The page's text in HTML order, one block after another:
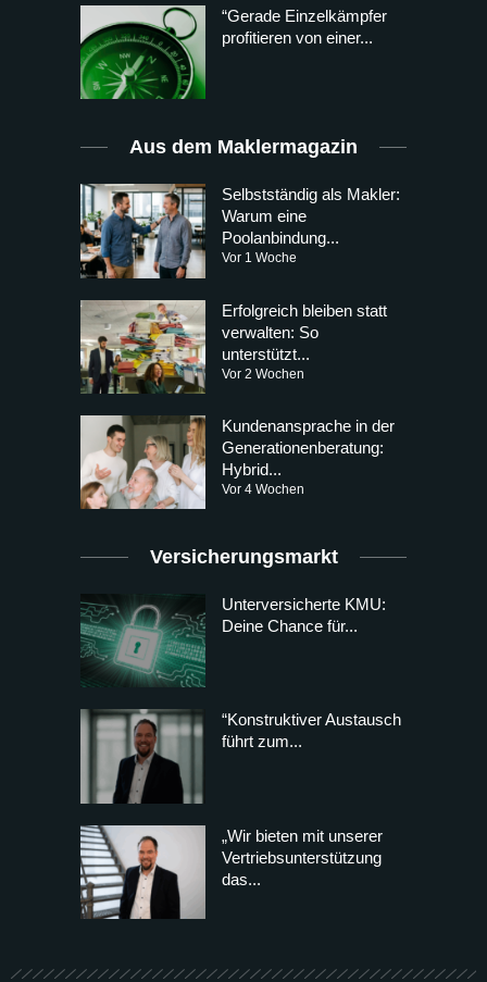
“Gerade Einzelkämpfer
profitieren von einer...
Aus dem Maklermagazin
Selbstständig als Makler:
Warum eine
Poolanbindung...
Vor 1 Woche
Erfolgreich bleiben statt
verwalten: So
unterstützt...
Vor 2 Wochen
Kundenansprache in der
Generationenberatung:
Hybrid...
Vor 4 Wochen
Versicherungsmarkt
Unterversicherte KMU:
Deine Chance für...
“Konstruktiver Austausch
führt zum...
„Wir bieten mit unserer
Vertriebsunterstützung
das...